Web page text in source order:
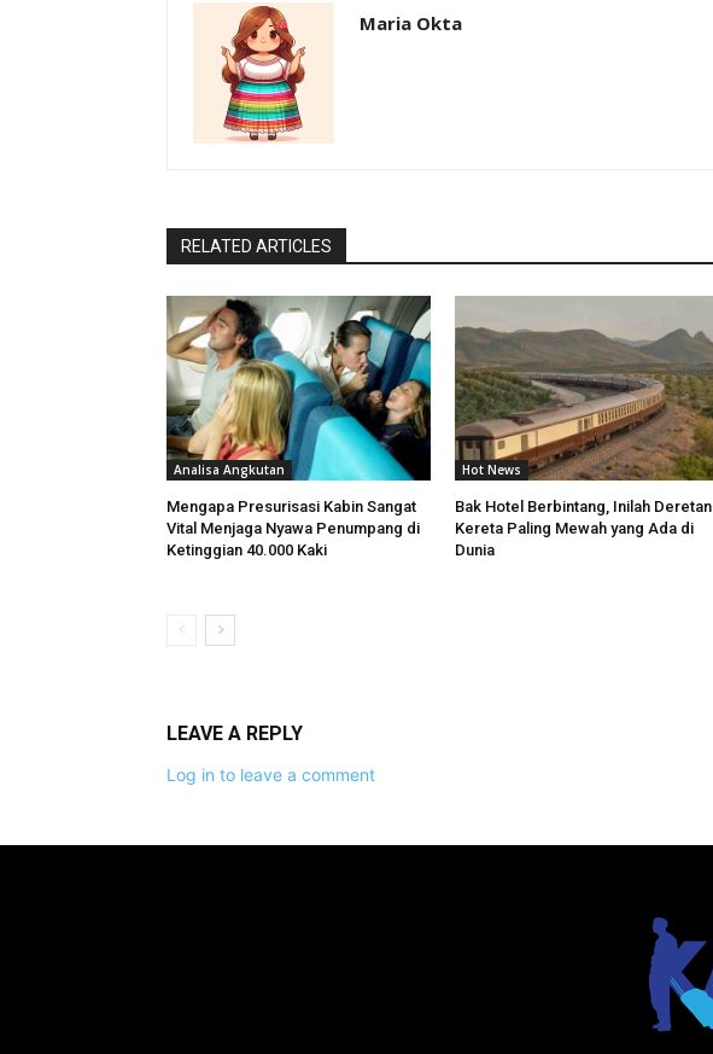
Maria Okta
RELATED ARTICLES
Analisa Angkutan
Mengapa Presurisasi Kabin Sangat
Vital Menjaga Nyawa Penumpang di
Ketinggian 40.000 Kaki
Hot News
Bak Hotel Berbintang, Inilah Deretan
Kereta Paling Mewah yang Ada di
Dunia
LEAVE A REPLY
Log in to leave a comment